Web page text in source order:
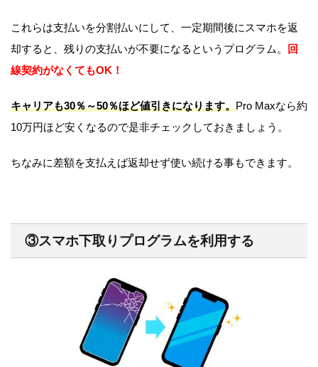
これらは支払いを分割払いにして、一定期間後にスマホを返
却すると、残りの支払いが不要になるというプログラム。
回
線契約がなくてもOK！
キャリアも30％～50％ほど値引きになります。Pro Maxなら約
10万円ほど安くなるので是非チェックしておきましょう。
ちなみに差額を支払えば返却せず使い続ける事もできます。
③スマホ下取りプログラムを利用する